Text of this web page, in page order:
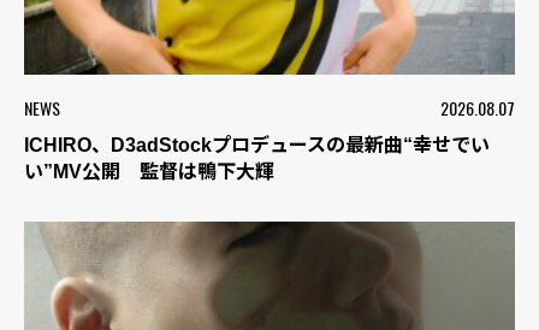
NEWS 2026.08.07
ICHIRO、D3adStockプロデュースの最新曲“幸せでい
い”MV公開 監督は鴨下大輝